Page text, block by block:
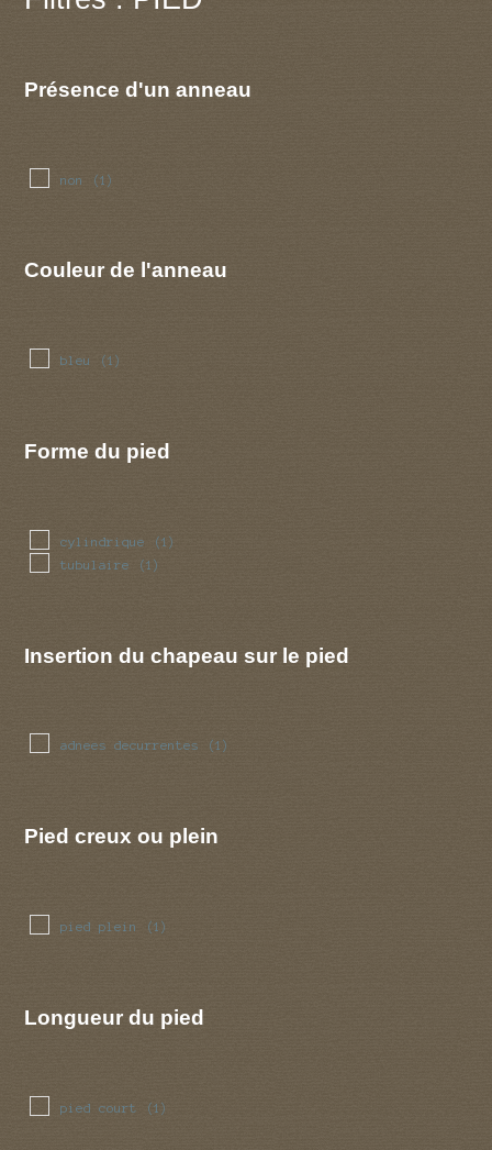
Présence d'un anneau
non (1)
Couleur de l'anneau
bleu (1)
Forme du pied
cylindrique (1)
tubulaire (1)
Insertion du chapeau sur le pied
adnees decurrentes (1)
Pied creux ou plein
pied plein (1)
Longueur du pied
pied court (1)